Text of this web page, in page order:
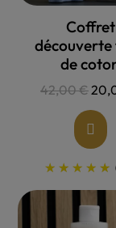
Allons voir !
Coffret
découverte
de
42,00 €